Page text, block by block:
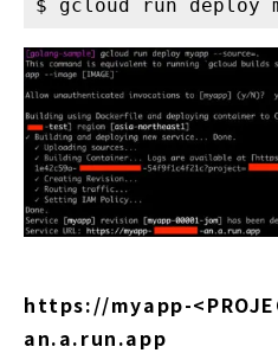
https://myapp-
an.a.run.app